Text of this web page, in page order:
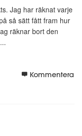
Jag har räknat varje
så sätt fått fram hur
räknar bort den
Kommentera